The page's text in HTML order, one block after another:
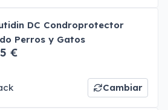
DC Condroprotector
Perros y Gatos
€
Cambiar